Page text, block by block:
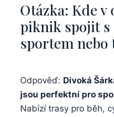
Otázka: Kde
piknik ⁣spojit
sportem
Odpověď:‍ Divoká
‍jsou perfektní pro
Nabízí trasy pro běh,